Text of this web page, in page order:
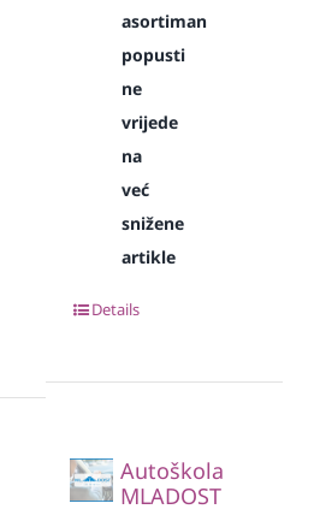
asortiman
popusti
ne
vrijede
na
već
snižene
artikle
Details
Autoškola
MLADOST